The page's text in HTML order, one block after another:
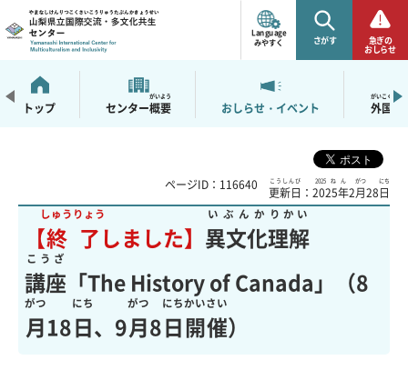
山梨県立国際交流・多
文化共生センター
Language
みやすく
さがす 急ぎの
おしらせ
トップ センター概要
がいよう
おしらせ・イベント 外国人
がいこくじん
ページID：116640 更新日
こうしんび
： 2025年
2025ねん
2月
がつ
28日
にち
【終了
しゅうりょう
しました】 異文化
いぶんか
理解
りかい
講座
こうざ
「The History of Canada」（8
月
がつ
18日
にち
、9月
がつ
8日
にち
開催
かいさい
）